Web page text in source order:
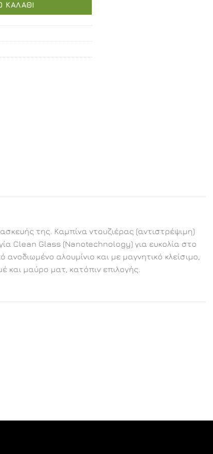
της. Καμπίνα ντουζιέρας (αντιστρέψιμη)
Clean Glass (Nanotechnology) για ευκολία στο
αλουμίνιο και με μαγνητικό κλείσιμο,
και μαύρο ματ, κατόπιν επιλογής.